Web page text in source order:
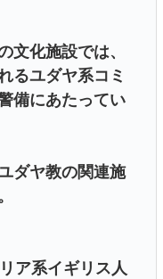
文化施設では、
るユダヤ系コミ
備にあたってい
ダヤ教の関連施
ア系イギリス人